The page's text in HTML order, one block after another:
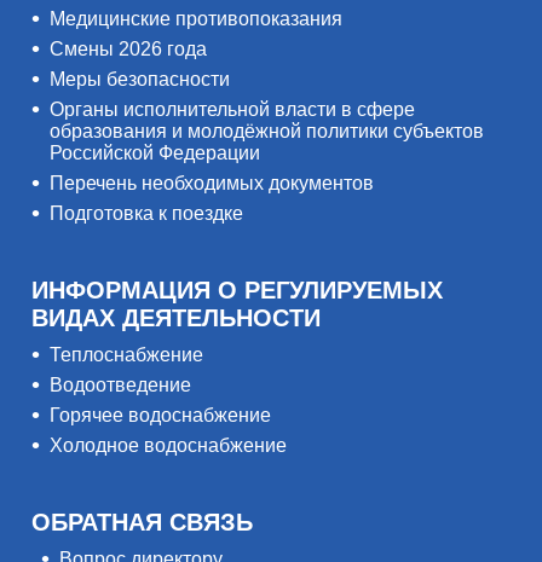
Медицинские противопоказания
Смены 2026 года
Меры безопасности
Органы исполнительной власти в сфере
образования и молодёжной политики субъектов
Российской Федерации
Перечень необходимых документов
Подготовка к поездке
ИНФОРМАЦИЯ О РЕГУЛИРУЕМЫХ
ВИДАХ ДЕЯТЕЛЬНОСТИ
Теплоснабжение
Водоотведение
Горячее водоснабжение
Холодное водоснабжение
ОБРАТНАЯ СВЯЗЬ